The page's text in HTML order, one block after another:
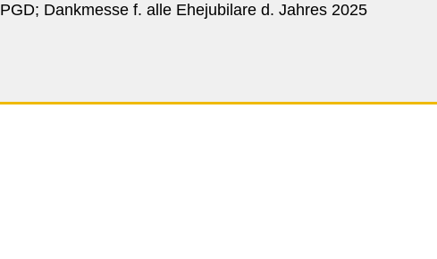
PGD; Dankmesse f. alle Ehejubilare d. Jahres 2025